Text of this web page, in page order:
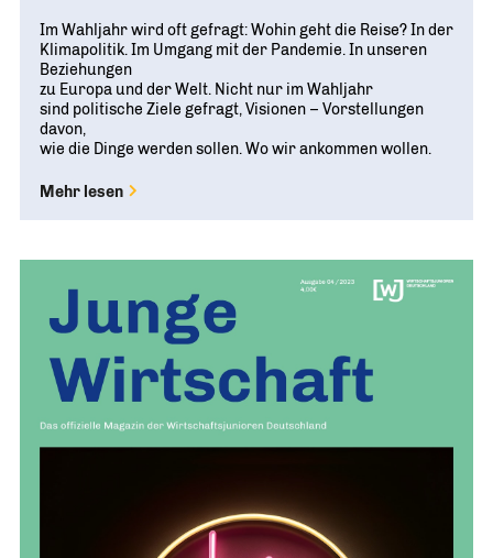
Im Wahljahr wird oft gefragt: Wohin geht die Reise? In der
Klimapolitik. Im Umgang mit der Pandemie. In unseren
Beziehungen
zu Europa und der Welt. Nicht nur im Wahljahr
sind politische Ziele gefragt, Visionen – Vorstellungen
davon,
wie die Dinge werden sollen. Wo wir ankommen wollen.
Mehr lesen